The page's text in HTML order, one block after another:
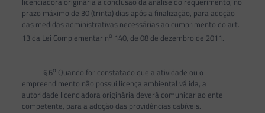
prazo máximo de 30 (trinta) dias após a finalização, para adoção
das medidas administrativas necessárias ao cumprimento do art.
13 da Lei Complementar no 140, de 08 de dezembro de 2011.
§ 6o Quando for constatado que a atividade ou o
empreendimento não possui licença ambiental válida, a
autoridade licenciadora originária deverá comunicar ao ente
competente, para a adoção das providências cabíveis.